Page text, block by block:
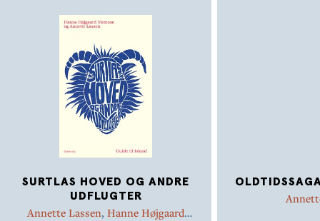
SURTLAS HOVED OG ANDRE
UDFLUGTER
Annette Lassen, Hanne Højgaard